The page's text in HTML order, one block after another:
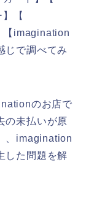
【
imagination
じで調べてみ
のお店で
の未払いが原
、imagination
した問題を解